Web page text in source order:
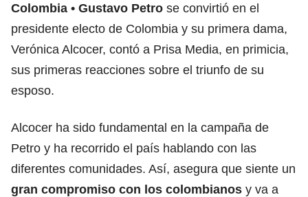
Colombia Gustavo Petro se convirtió en el
presidente electo de Colombia y su primera dama,
Verónica Alcocer, contó a Prisa Media, en primicia,
sus primeras reacciones sobre el triunfo de su
esposo.
Alcocer ha sido fundamental en la campaña de
Petro y ha recorrido el país hablando con las
diferentes comunidades. Así, asegura que siente un
gran compromiso con los colombianos y va a